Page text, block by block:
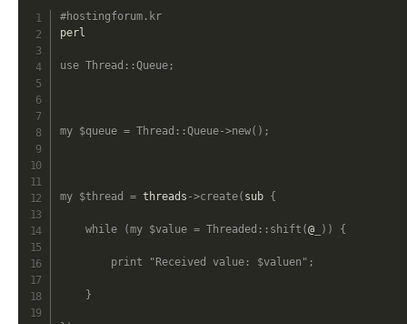
#hostingforum.kr
perl
use Thread ::Queue;
my $queue = Thread ::Queue->new( ) ;
my $thread = threads ->create( sub {
while (my $value = Threaded :: shift (@_ ) ) {
print "Received value: $valuen " ;
}